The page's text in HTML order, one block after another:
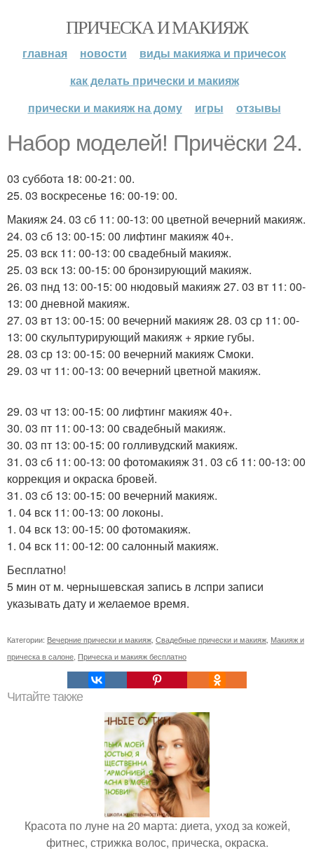
ПРИЧЕСКА И МАКИЯЖ
главная новости
виды макияжа и причесок
как делать прически и макияж
прически и макияж на дому
игры отзывы
Набор моделей! Причёски 24.
03 суббота 18: 00-21: 00.
25. 03 воскресенье 16: 00-19: 00.
Макияж 24. 03 сб 11: 00-13: 00 цветной вечерний макияж.
24. 03 сб 13: 00-15: 00 лифтинг макияж 40+.
25. 03 вск 11: 00-13: 00 свадебный макияж.
25. 03 вск 13: 00-15: 00 бронзирующий макияж.
26. 03 пнд 13: 00-15: 00 нюдовый макияж 27. 03 вт 11: 00-
13: 00 дневной макияж.
27. 03 вт 13: 00-15: 00 вечерний макияж 28. 03 ср 11: 00-
13: 00 скульптурирующий макияж + яркие губы.
28. 03 ср 13: 00-15: 00 вечерний макияж Смоки.
29. 03 чт 11: 00-13: 00 вечерний цветной макияж.
29. 03 чт 13: 00-15: 00 лифтинг макияж 40+.
30. 03 пт 11: 00-13: 00 свадебный макияж.
30. 03 пт 13: 00-15: 00 голливудский макияж.
31. 03 сб 11: 00-13: 00 фотомакияж 31. 03 сб 11: 00-13: 00
коррекция и окраска бровей.
31. 03 сб 13: 00-15: 00 вечерний макияж.
1. 04 вск 11: 00-13: 00 локоны.
1. 04 вск 13: 00-15: 00 фотомакияж.
1. 04 вск 11: 00-12: 00 салонный макияж.
Бесплатно!
5 мин от м. чернышевская запись в лспри записи
указывать дату и желаемое время.
Категории: Вечерние прически и макияж Свадебные прически и макияж Макияж и
прическа в салоне Прическа и макияж бесплатно
Читайте также
Красота по луне на 20 марта: диета, уход за кожей,
фитнес, стрижка волос, прическа, окраска.